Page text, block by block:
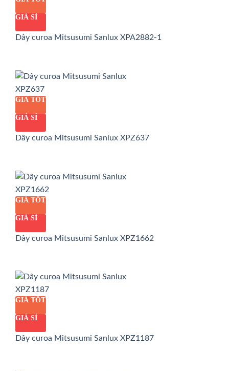
GIÁ SỈ
Dây curoa Mitsusumi Sanlux XPA2882-1
GIÁ TỐT
GIÁ SỈ
Dây curoa Mitsusumi Sanlux XPZ637
GIÁ TỐT
GIÁ SỈ
Dây curoa Mitsusumi Sanlux XPZ1662
GIÁ TỐT
GIÁ SỈ
Dây curoa Mitsusumi Sanlux XPZ1187